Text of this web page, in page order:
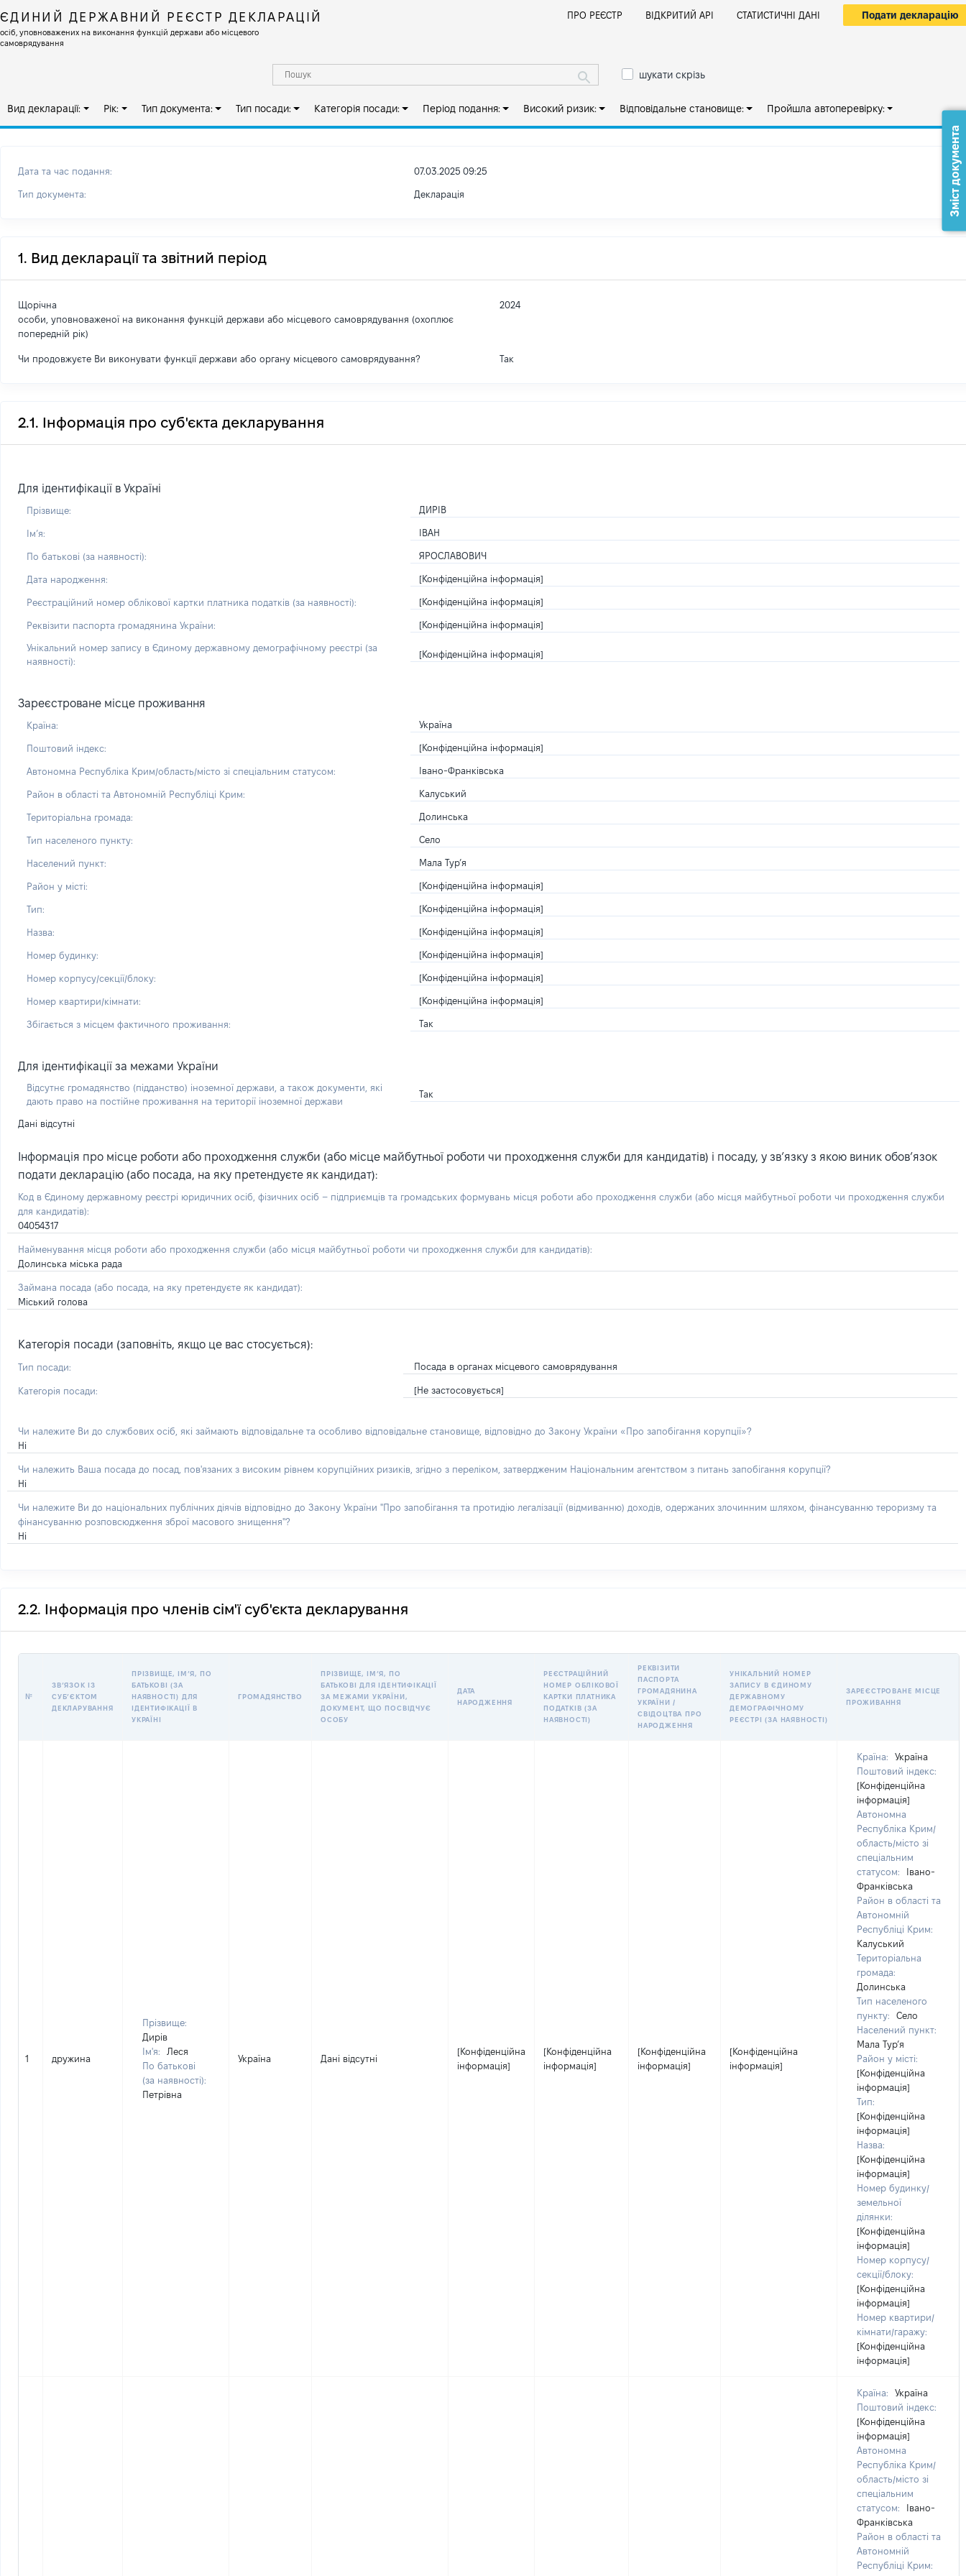
ЄДИНИЙ ДЕРЖАВНИЙ РЕЄСТР ДЕКЛАРАЦІЙ
осіб, уповноважених на виконання функцій держави або місцевого
самоврядування
ПРО РЕЄСТР ВІДКРИТИЙ АРІ СТАТИСТИЧНІ ДАНІ Подати декларацію
шукати скрізь
Вид декларації: Рік: Тип документа: Тип посади: Категорія посади: Період подання: Високий ризик: Відповідальне становище: Пройшла автоперевірку:
Дата та час подання: 07.03.2025 09:25
Тип документа: Декларація
1. Вид декларації та звітний період
Щорічна
особи, уповноваженої на виконання функцій держави або місцевого самоврядування (охоплює
попередній рік)
2024
Чи продовжуєте Ви виконувати функції держави або органу місцевого самоврядування? Так
2.1. Інформація про суб'єкта декларування
Для ідентифікації в Україні
Прізвище: ДИРІВ
Імʼя: ІВАН
По батькові (за наявності): ЯРОСЛАВОВИЧ
Дата народження: [Конфіденційна інформація]
Реєстраційний номер облікової картки платника податків (за наявності): [Конфіденційна інформація]
Реквізити паспорта громадянина України: [Конфіденційна інформація]
Унікальний номер запису в Єдиному державному демографічному реєстрі (за
наявності):
[Конфіденційна інформація]
Зареєстроване місце проживання
Країна: Україна
Поштовий індекс: [Конфіденційна інформація]
Автономна Республіка Крим/область/місто зі спеціальним статусом: Івано-Франківська
Район в області та Автономній Республіці Крим: Калуський
Територіальна громада: Долинська
Тип населеного пункту: Село
Населений пункт: Мала Тур’я
Район у місті: [Конфіденційна інформація]
Тип: [Конфіденційна інформація]
Назва: [Конфіденційна інформація]
Номер будинку: [Конфіденційна інформація]
Номер корпусу/секції/блоку: [Конфіденційна інформація]
Номер квартири/кімнати: [Конфіденційна інформація]
Збігається з місцем фактичного проживання: Так
Для ідентифікації за межами України
Відсутнє громадянство (підданство) іноземної держави, а також документи, які
дають право на постійне проживання на території іноземної держави
Так
Дані відсутні
Інформація про місце роботи або проходження служби (або місце майбутньої роботи чи проходження служби для кандидатів) і посаду, у зв’язку з якою виник обов’язок
подати декларацію (або посада, на яку претендуєте як кандидат):
Код в Єдиному державному реєстрі юридичних осіб, фізичних осіб – підприємців та громадських формувань місця роботи або проходження служби (або місця майбутньої роботи чи проходження служби
для кандидатів):
04054317
Найменування місця роботи або проходження служби (або місця майбутньої роботи чи проходження служби для кандидатів):
Долинська міська рада
Займана посада (або посада, на яку претендуєте як кандидат):
Міський голова
Категорія посади (заповніть, якщо це вас стосується):
Тип посади: Посада в органах місцевого самоврядування
Категорія посади: [Не застосовується]
Чи належите Ви до службових осіб, які займають відповідальне та особливо відповідальне становище, відповідно до Закону України «Про запобігання корупції»?
Ні
Чи належить Ваша посада до посад, пов'язаних з високим рівнем корупційних ризиків, згідно з переліком, затвердженим Національним агентством з питань запобігання корупції?
Ні
Чи належите Ви до національних публічних діячів відповідно до Закону України "Про запобігання та протидію легалізації (відмиванню) доходів, одержаних злочинним шляхом, фінансуванню тероризму та
фінансуванню розповсюдження зброї масового знищення"?
Ні
2.2. Інформація про членів сім'ї суб'єкта декларування
№
ЗВʼЯЗОК ІЗ
СУБʼЄКТОМ
ДЕКЛАРУВАННЯ
ПРІЗВИЩЕ, ІМʼЯ, ПО
БАТЬКОВІ (ЗА
НАЯВНОСТІ) ДЛЯ
ІДЕНТИФІКАЦІЇ В
УКРАЇНІ
ГРОМАДЯНСТВО
ПРІЗВИЩЕ, ІМʼЯ, ПО
БАТЬКОВІ ДЛЯ ІДЕНТИФІКАЦІЇ
ЗА МЕЖАМИ УКРАЇНИ,
ДОКУМЕНТ, ЩО ПОСВІДЧУЄ
ОСОБУ
ДАТА
НАРОДЖЕННЯ
РЕЄСТРАЦІЙНИЙ
НОМЕР ОБЛІКОВОЇ
КАРТКИ ПЛАТНИКА
ПОДАТКІВ (ЗА
НАЯВНОСТІ)
РЕКВІЗИТИ
ПАСПОРТА
ГРОМАДЯНИНА
УКРАЇНИ /
СВІДОЦТВА ПРО
НАРОДЖЕННЯ
УНІКАЛЬНИЙ НОМЕР
ЗАПИСУ В ЄДИНОМУ
ДЕРЖАВНОМУ
ДЕМОГРАФІЧНОМУ
РЕЄСТРІ (ЗА НАЯВНОСТІ)
ЗАРЕЄСТРОВАНЕ МІСЦЕ
ПРОЖИВАННЯ
1 дружина
Прізвище:
Дирів
Ім'я:
Леся
По батькові
(за наявності):
Петрівна
Україна Дані відсутні
[Конфіденційна
інформація]
[Конфіденційна
інформація]
[Конфіденційна
інформація]
[Конфіденційна
інформація]
Країна:
Україна
Поштовий індекс:
[Конфіденційна
інформація]
Автономна
Республіка Крим/
область/місто зі
спеціальним
статусом:
Івано-
Франківська
Район в області та
Автономній
Республіці Крим:
Калуський
Територіальна
громада:
Долинська
Тип населеного
пункту:
Село
Населений пункт:
Мала Тур’я
Район у місті:
[Конфіденційна
інформація]
Тип:
[Конфіденційна
інформація]
Назва:
[Конфіденційна
інформація]
Номер будинку/
земельної
ділянки:
[Конфіденційна
інформація]
Номер корпусу/
секції/блоку:
[Конфіденційна
інформація]
Номер квартири/
кімнати/гаражу:
[Конфіденційна
інформація]
Країна:
Україна
Поштовий індекс:
[Конфіденційна
інформація]
Автономна
Республіка Крим/
область/місто зі
спеціальним
статусом:
Івано-
Франківська
Район в області та
Автономній
Республіці Крим:
Зміст документа